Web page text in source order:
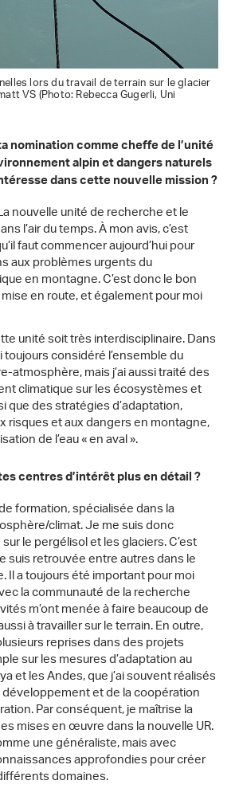
lors du travail de terrain sur le glacier
VS (Photo: Rebecca Gugerli, Uni
nomination comme cheffe de l’unité
alpin et dangers naturels
dans cette nouvelle mission ?
nouvelle unité de recherche et le
l’air du temps. À mon avis, c’est
faut commencer aujourd’hui pour
aux problèmes urgents du
en montagne. C’est donc le bon
en route, et également pour moi
unité soit très interdisciplinaire. Dans
toujours considéré l’ensemble du
mais j’ai aussi traité des
climatique sur les écosystèmes et
que des stratégies d’adaptation,
risques et aux dangers en montagne,
de l’eau « en aval ».
centres d’intérêt plus en détail ?
formation, spécialisée dans la
climat. Je me suis donc
le pergélisol et les glaciers. C’est
suis retrouvée entre autres dans le
Il a toujours été important pour moi
la communauté de la recherche
m’ont menée à faire beaucoup de
à travailler sur le terrain. En outre,
reprises dans des projets
sur les mesures d’adaptation au
et les Andes, que j’ai souvent réalisés
et de la coopération
Par conséquent, je maîtrise la
mises en œuvre dans la nouvelle UR.
une généraliste, mais avec
approfondies pour créer
domaines.